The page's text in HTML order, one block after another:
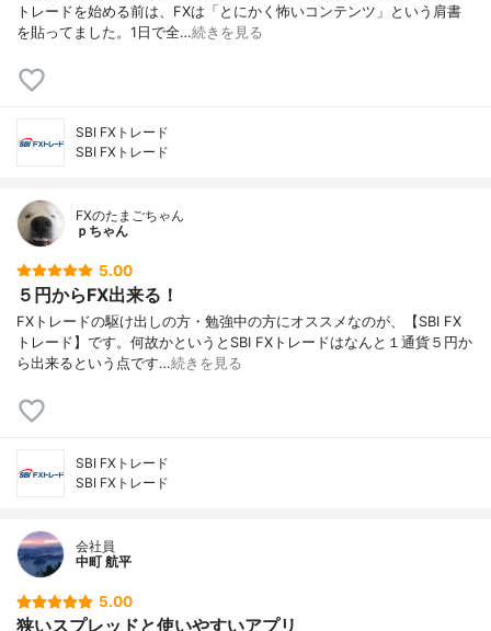
トレードを始める前は、FXは「とにかく怖いコンテンツ」という肩書
を貼ってました。1日で全…続きを見る
SBI FXトレード
SBI FXトレード
FXのたまごちゃん
ｐちゃん
5.00
５円からFX出来る！
FXトレードの駆け出しの方・勉強中の方にオススメなのが、【SBI FX
トレード】です。何故かというとSBI FXトレードはなんと１通貨５円か
ら出来るという点です…続きを見る
SBI FXトレード
SBI FXトレード
会社員
中町 航平
5.00
狭いスプレッドと使いやすいアプリ